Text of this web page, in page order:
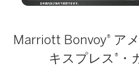
Marriott Bonvoy® ア
キスプレス ® ・